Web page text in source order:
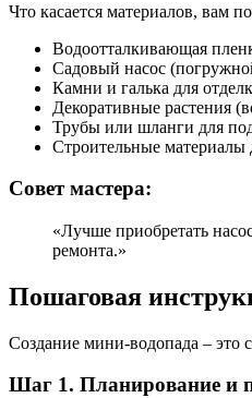
Что касается материалов, вам
Водоотталкивающая
Садовый насос
Камни и галька для
Декоративные растения
Трубы или шланги для
Строительные материалы
Совет мастера:
«Лучше приобретать
ремонта.»
Пошаговая
Создание мини-водопада – это
Шаг 1. Планирование и